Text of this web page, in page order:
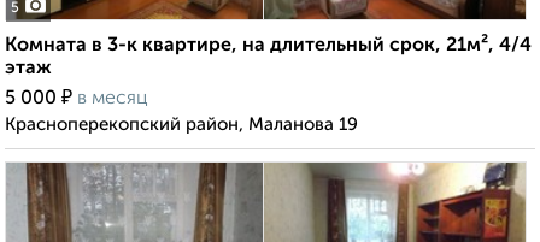
5
Комната в 3-к квартире, на длительный срок, 21м², 4/4
этаж
5 000 ₽ в месяц
Красноперекопский район, Маланова 19